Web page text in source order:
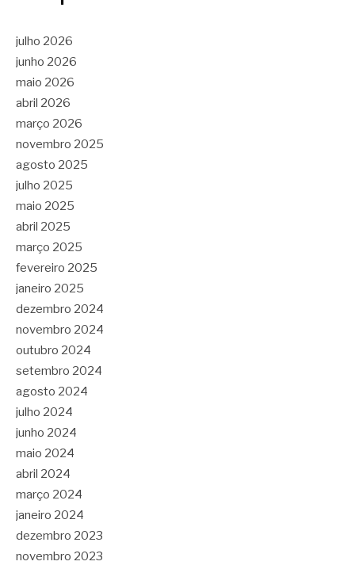
julho 2026
junho 2026
maio 2026
abril 2026
março 2026
novembro 2025
agosto 2025
julho 2025
maio 2025
abril 2025
março 2025
fevereiro 2025
janeiro 2025
dezembro 2024
novembro 2024
outubro 2024
setembro 2024
agosto 2024
julho 2024
junho 2024
maio 2024
abril 2024
março 2024
janeiro 2024
dezembro 2023
novembro 2023